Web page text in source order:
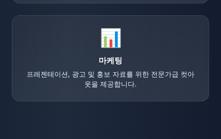
📊
마케팅
프레젠테이션, 광고 및 홍보 자료를 위한 전문가급 컷아
웃을 제공합니다.